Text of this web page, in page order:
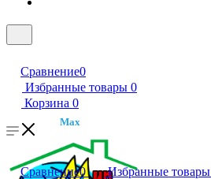
Сравнение0
Избранные товары 0
Корзина 0
Max
Сравнение0 Избранные товары